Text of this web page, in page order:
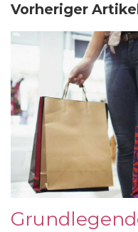
Vorheriger